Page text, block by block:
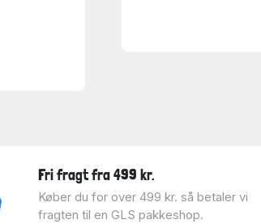
Fri fragt fra 499 kr.
Køber du for over 499 kr. så betaler vi
fragten til en GLS pakkeshop.